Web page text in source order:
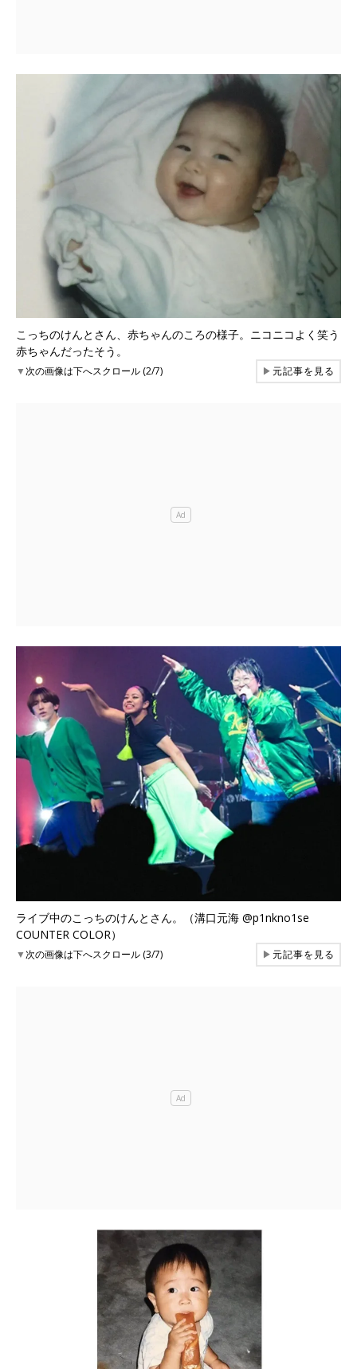
こっちのけんとさん、赤ちゃんのころの様子。ニコニコよく笑う
赤ちゃんだったそう。
▼次の画像は下へスクロール (2/7) ▶元記事を見る
ライブ中のこっちのけんとさん。（溝口元海 @p1nkno1se
COUNTER COLOR）
▼次の画像は下へスクロール (3/7) ▶元記事を見る